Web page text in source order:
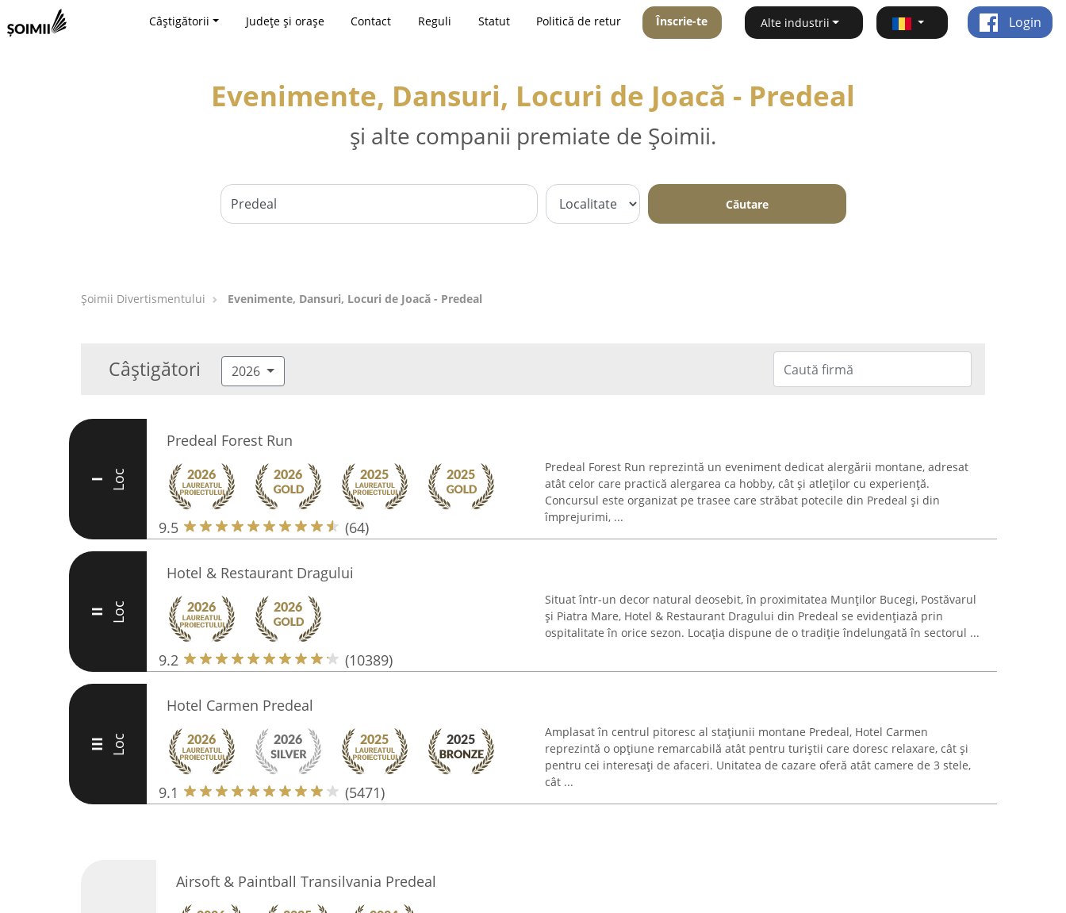
Câștigătorii Județe și orașe Contact Reguli Statut Politică de retur Înscrie-te Alte industrii Login
Evenimente, Dansuri, Locuri de Joacă - Predeal
și alte companii premiate de Șoimii.
Căutare
Şoimii Divertismentului Evenimente, Dansuri, Locuri de Joacă - Predeal
Câștigători 2026
I Loc
Predeal Forest Run
9.5 (64)
Predeal Forest Run reprezintă un eveniment dedicat alergării montane, adresat
atât celor care practică alergarea ca hobby, cât și atleților cu experiență.
Concursul este organizat pe trasee care străbat potecile din Predeal și din
împrejurimi, ...
II Loc
Hotel & Restaurant Dragului
9.2 (10389)
Situat într-un decor natural deosebit, în proximitatea Munților Bucegi, Postăvarul
și Piatra Mare, Hotel & Restaurant Dragului din Predeal se evidențiază prin
ospitalitate în orice sezon. Locația dispune de o tradiție îndelungată în sectorul ...
III Loc
Hotel Carmen Predeal
9.1 (5471)
Amplasat în centrul pitoresc al stațiunii montane Predeal, Hotel Carmen
reprezintă o opțiune remarcabilă atât pentru turiștii care doresc relaxare, cât și
pentru cei interesați de afaceri. Unitatea de cazare oferă atât camere de 3 stele,
cât ...
Airsoft & Paintball Transilvania Predeal